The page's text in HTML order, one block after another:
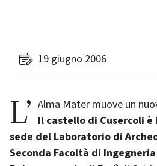
19 giugno 2006
L’Alma Mater muove un
Il castello di Cusercoli
sede del Laboratorio di
Seconda Facoltà di